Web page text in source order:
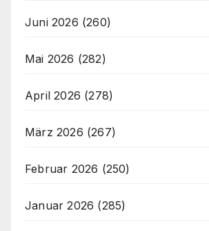
Juni 2026 (260)
Mai 2026 (282)
April 2026 (278)
März 2026 (267)
Februar 2026 (250)
Januar 2026 (285)